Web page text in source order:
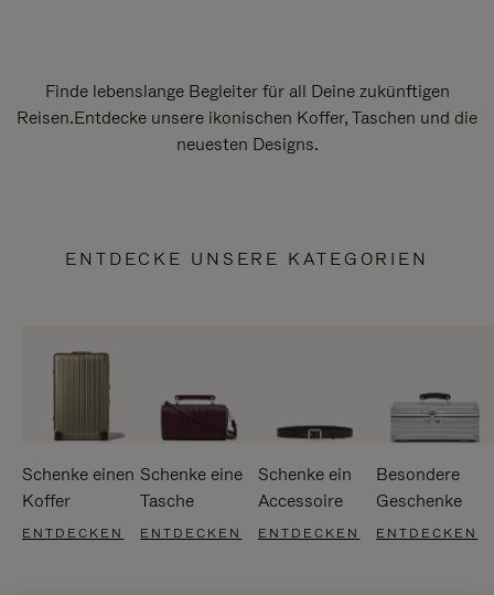
Finde lebenslange Begleiter für all Deine zukünftigen
Reisen.Entdecke unsere ikonischen Koffer, Taschen und die
neuesten Designs.
ENTDECKE UNSERE KATEGORIEN
Schenke einen
Koffer
ENTDECKEN
Schenke eine
Tasche
ENTDECKEN
Schenke ein
Accessoire
ENTDECKEN
Besondere
Geschenke
ENTDECKEN